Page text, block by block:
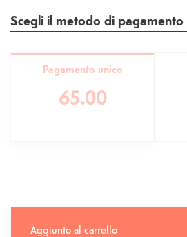
Scegli il metodo di
Pagamento unico
65.00
Aggiunto al carrello